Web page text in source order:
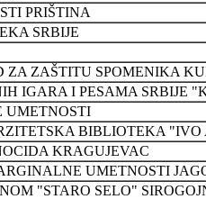
PRIŠTINA
SRBIJE
ZA ZAŠTITU SPOMENIKA
IGARA I PESAMA SRBIJE
UMETNOSTI
BIBLIOTEKA "IVO
KRAGUJEVAC
UMETNOSTI
"STARO SELO"